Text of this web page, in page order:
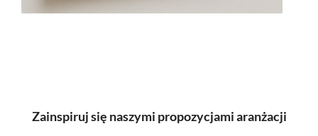
Zainspiruj się naszymi propozycjami aranżacji